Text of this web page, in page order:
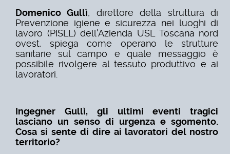
Domenico Gullì, direttore della struttura di
Prevenzione igiene e sicurezza nei luoghi di
lavoro (PISLL) dell'Azienda USL Toscana nord
ovest, spiega come operano le strutture
sanitarie sul campo e quale messaggio è
possibile rivolgere al tessuto produttivo e ai
lavoratori.
Ingegner Gullì, gli ultimi eventi tragici
lasciano un senso di urgenza e sgomento.
Cosa si sente di dire ai lavoratori del nostro
territorio?